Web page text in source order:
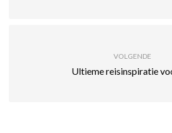
VOLGENDE
Ultieme reisinspiratie